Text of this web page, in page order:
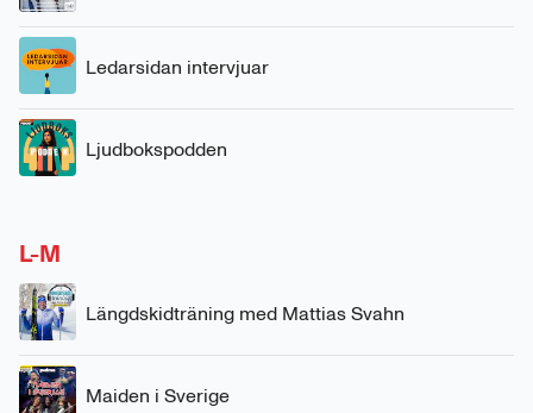
Ledarsidan intervjuar
Ljudbokspodden
L-M
Längdskidträning med Mattias Svahn
Maiden i Sverige